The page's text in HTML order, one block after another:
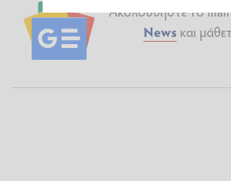
Ακολουθήστε το
News και